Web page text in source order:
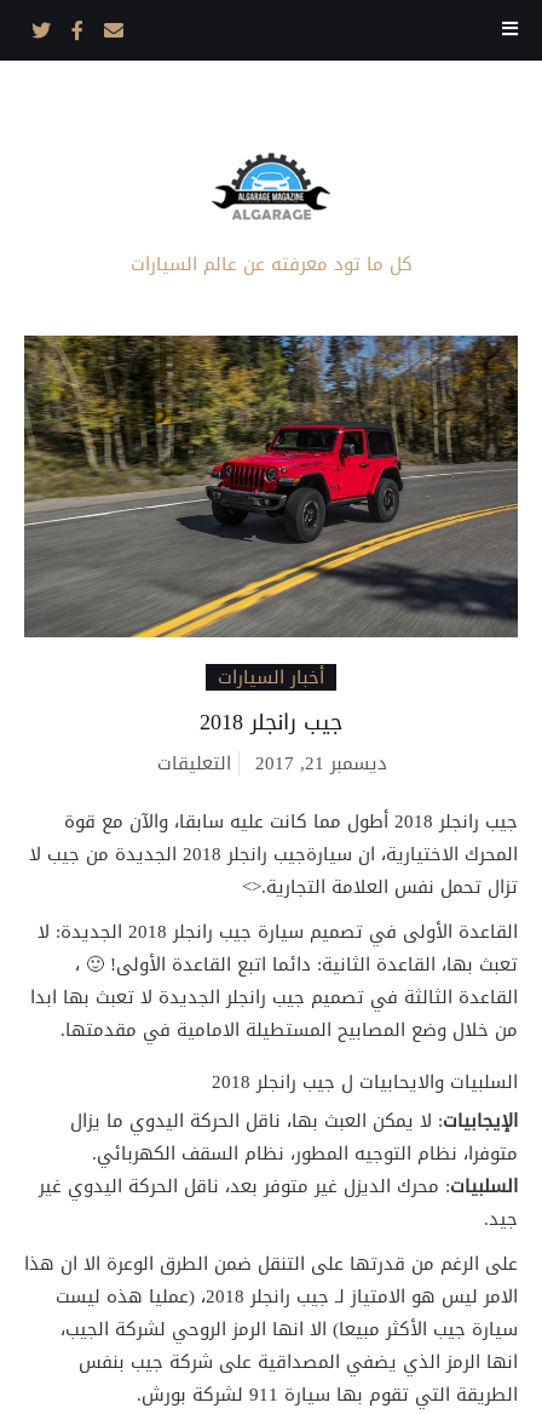
كل ما تود معرفته عن عالم السيارات
أخبار السيارات
جيب رانجلر 2018
ديسمبر 21, 2017 التعليقات
رانجلر
2018
مغلقة
جيب رانجلر 2018 أطول مما كانت عليه سابقا، والآن مع قوة
المحرك الاختيارية، ان سيارةجيب رانجلر 2018 الجديدة من جيب لا
تزال تحمل نفس العلامة التجارية.<>
القاعدة الأولى في تصميم سيارة جيب رانجلر 2018 الجديدة: لا
تعبث بها، القاعدة الثانية: دائما اتبع القاعدة الأولى! 🙂 ،
القاعدة الثالثة في تصميم جيب رانجلر الجديدة لا تعبث بها ابدا
من خلال وضع المصابيح المستطيلة الامامية في مقدمتها.
السلبيات والايحابيات ل جيب رانجلر 2018
الإيجابيات: لا يمكن العبث بها، ناقل الحركة اليدوي ما يزال
متوفرا، نظام التوجيه المطور، نظام السقف الكهربائي.
السلبيات: محرك الديزل غير متوفر بعد، ناقل الحركة اليدوي غير
جيد.
على الرغم من قدرتها على التنقل ضمن الطرق الوعرة الا ان هذا
الامر ليس هو الامتياز لـ جيب رانجلر 2018، (عمليا هذه ليست
سيارة جيب الأكثر مبيعا) الا انها الرمز الروحي لشركة الجيب،
انها الرمز الذي يضفي المصداقية على شركة جيب بنفس
الطريقة التي تقوم بها سيارة 911 لشركة بورش.